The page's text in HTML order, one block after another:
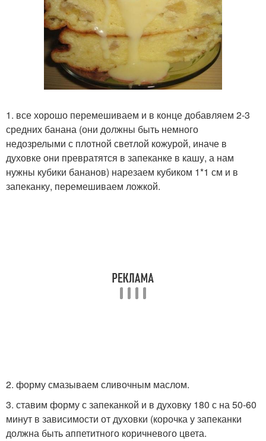
1. все хорошо перемешиваем и в конце добавляем 2-3
средних банана (они должны быть немного
недозрелыми с плотной светлой кожурой, иначе в
духовке они превратятся в запеканке в кашу, а нам
нужны кубики бананов) нарезаем кубиком 1*1 см и в
запеканку, перемешиваем ложкой.
2. форму смазываем сливочным маслом.
3. ставим форму с запеканкой и в духовку 180 с на 50-60
минут в зависимости от духовки (корочка у запеканки
должна быть аппетитного коричневого цвета.